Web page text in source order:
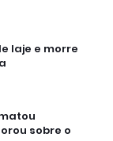
laje e morre
sobre o